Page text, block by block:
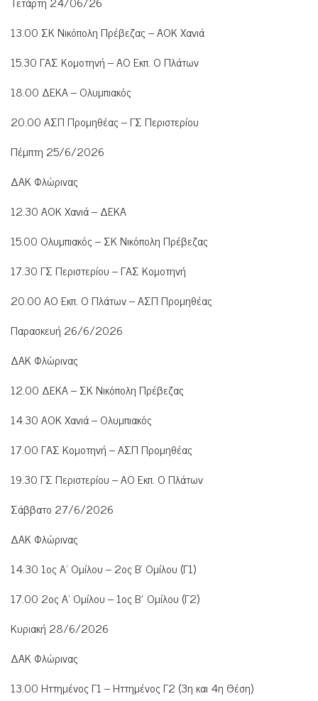
13.00 ΣΚ Νικόπολη Πρέβεζας – ΑΟΚ Χανιά
15.30 ΓΑΣ Κομοτηνή – ΑΟ Εκπ. Ο Πλάτων
18.00 ΔΕΚΑ – Ολυμπιακός
20.00 ΑΣΠ Προμηθέας – ΓΣ Περιστερίου
Πέμπτη 25/6/2026
ΔΑΚ Φλώρινας
12.30 ΑΟΚ Χανιά – ΔΕΚΑ
15.00 Ολυμπιακός – ΣΚ Νικόπολη Πρέβεζας
17.30 ΓΣ Περιστερίου – ΓΑΣ Κομοτηνή
20.00 ΑΟ Εκπ. Ο Πλάτων – ΑΣΠ Προμηθέας
Παρασκευή 26/6/2026
ΔΑΚ Φλώρινας
12.00 ΔΕΚΑ – ΣΚ Νικόπολη Πρέβεζας
14.30 ΑΟΚ Χανιά – Ολυμπιακός
17.00 ΓΑΣ Κομοτηνή – ΑΣΠ Προμηθέας
19.30 ΓΣ Περιστερίου – ΑΟ Εκπ. Ο Πλάτων
Σάββατο 27/6/2026
ΔΑΚ Φλώρινας
14.30 1ος Α’ Ομίλου – 2ος Β’ Ομίλου (Γ1)
17.00 2ος Α’ Ομίλου – 1ος Β΄ Ομίλου (Γ2)
Κυριακή 28/6/2026
ΔΑΚ Φλώρινας
13.00 Ηττημένος Γ1 – Ηττημένος Γ2 (3η και 4η Θέση)